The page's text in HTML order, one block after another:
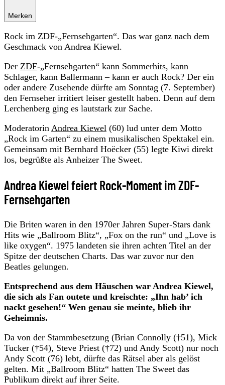
Merken
Rock im ZDF-„Fernsehgarten“. Das war ganz nach dem
Geschmack von Andrea Kiewel.
Der ZDF-„Fernsehgarten“ kann Sommerhits, kann
Schlager, kann Ballermann – kann er auch Rock? Der ein
oder andere Zusehende dürfte am Sonntag (7. September)
den Fernseher irritiert leiser gestellt haben. Denn auf dem
Lerchenberg ging es lautstark zur Sache.
Moderatorin Andrea Kiewel (60) lud unter dem Motto
„Rock im Garten“ zu einem musikalischen Spektakel ein.
Gemeinsam mit Bernhard Hoëcker (55) legte Kiwi direkt
los, begrüßte als Anheizer The Sweet.
Andrea Kiewel feiert Rock-Moment im ZDF-
Fernsehgarten
Die Briten waren in den 1970er Jahren Super-Stars dank
Hits wie „Ballroom Blitz“, „Fox on the run“ und „Love is
like oxygen“. 1975 landeten sie ihren achten Titel an der
Spitze der deutschen Charts. Das war zuvor nur den
Beatles gelungen.
Entsprechend aus dem Häuschen war Andrea Kiewel,
die sich als Fan outete und kreischte: „Ihn hab’ ich
nackt gesehen!“ Wen genau sie meinte, blieb ihr
Geheimnis.
Da von der Stammbesetzung (Brian Connolly (†51), Mick
Tucker (†54), Steve Priest (†72) und Andy Scott) nur noch
Andy Scott (76) lebt, dürfte das Rätsel aber als gelöst
gelten. Mit „Ballroom Blitz“ hatten The Sweet das
Publikum direkt auf ihrer Seite.